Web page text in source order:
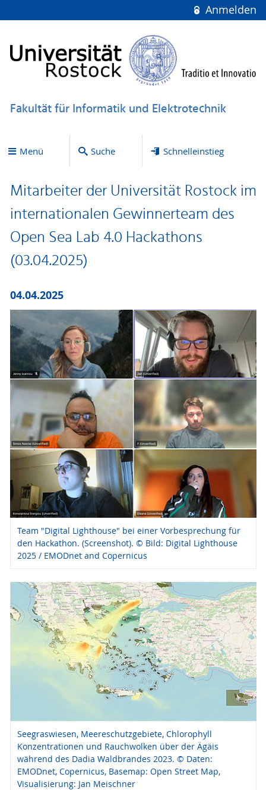
Anmelden
Fakultät für Informatik und Elektrotechnik
Menü Suche Schnelleinstieg
Mitarbeiter der Universität Rostock im
internationalen Gewinnerteam des
Open Sea Lab 4.0 Hackathons
(03.04.2025)
04.04.2025
Team "Digital Lighthouse" bei einer Vorbesprechung für
den Hackathon. (Screenshot). © Bild: Digital Lighthouse
2025 / EMODnet and Copernicus
Seegraswiesen, Meereschutzgebiete, Chlorophyll
Konzentrationen und Rauchwolken über der Ägäis
während des Dadia Waldbrandes 2023. © Daten:
EMODnet, Copernicus, Basemap: Open Street Map,
Visualisierung: Jan Meischner